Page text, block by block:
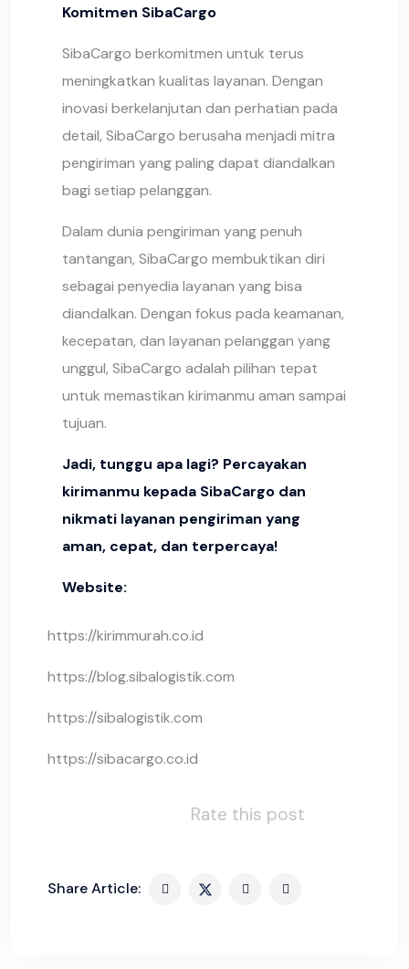
Komitmen SibaCargo
SibaCargo berkomitmen untuk terus
meningkatkan kualitas layanan. Dengan
inovasi berkelanjutan dan perhatian pada
detail, SibaCargo berusaha menjadi mitra
pengiriman yang paling dapat diandalkan
bagi setiap pelanggan.
Dalam dunia pengiriman yang penuh
tantangan, SibaCargo membuktikan diri
sebagai penyedia layanan yang bisa
diandalkan. Dengan fokus pada keamanan,
kecepatan, dan layanan pelanggan yang
unggul, SibaCargo adalah pilihan tepat
untuk memastikan kirimanmu aman sampai
tujuan.
Jadi, tunggu apa lagi? Percayakan
kirimanmu kepada SibaCargo dan
nikmati layanan pengiriman yang
aman, cepat, dan terpercaya!
Website:
https://kirimmurah.co.id
https://blog.sibalogistik.com
https://sibalogistik.com
https://sibacargo.co.id
Rate this post
Share Article: